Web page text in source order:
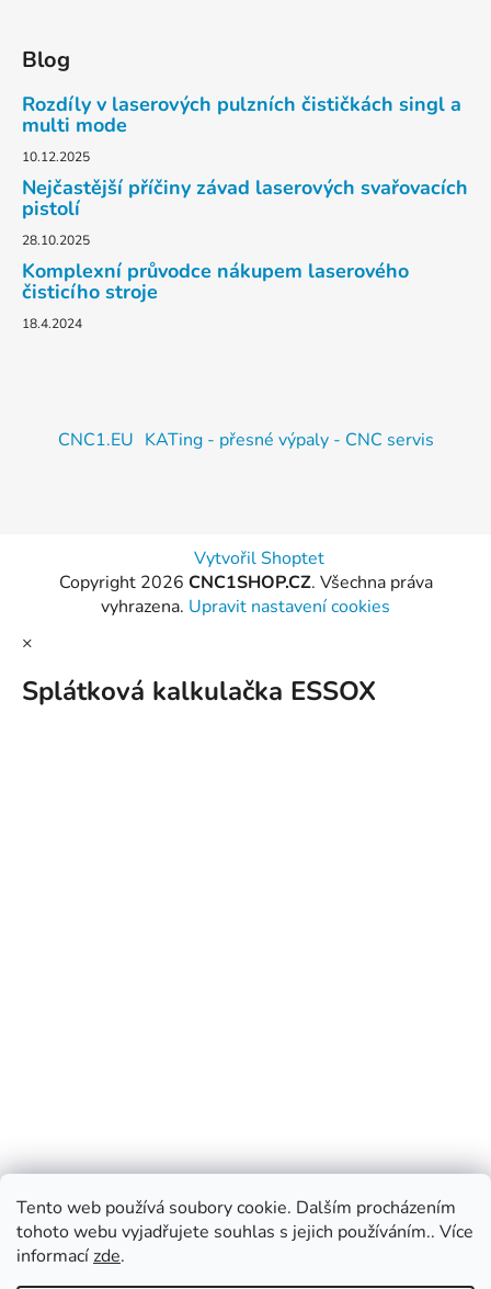
Tento web používá soubory cookie. Dalším procházením
tohoto webu vyjadřujete souhlas s jejich používáním.. Více
informacízde.
Blog
Rozdíly v laserových pulzních čističkách singl a
multi mode
10.12.2025
Nejčastější příčiny závad laserových svařovacích
pistolí
28.10.2025
Komplexní průvodce nákupem laserového
čisticího stroje
18.4.2024
CNC1.EU KATing - přesné výpaly - CNC servis
Vytvořil Shoptet
Copyright 2026 CNC1SHOP.CZ. Všechna práva
vyhrazena. Upravit nastavení cookies
×
Splátková kalkulačka ESSOX